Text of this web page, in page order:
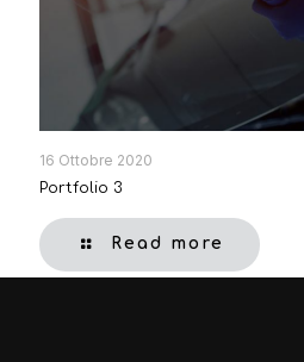
16 Ottobre 2020
Portfolio 3
Read more